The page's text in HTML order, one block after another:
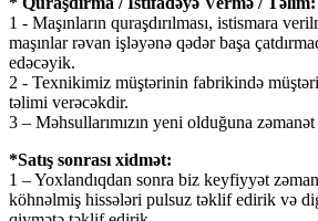
1 - Maşınların quraşdırılması, istismara
maşınlar rəvan işləyənə qədər başa
edəcəyik.
2 - Texnikimiz müştərinin fabrikində
təlimi verəcəkdir.
3 – Məhsullarımızın yeni olduğuna
*Satış sonrası xidmət:
1 – Yoxlandıqdan sonra biz keyfiyyət
köhnəlmiş hissələri pulsuz təklif edirik və